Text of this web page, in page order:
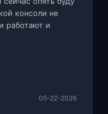
консоли не
работают и
05-22-2026